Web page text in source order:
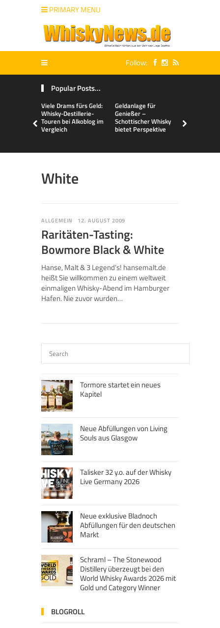
PRIMARY MENU
Follow:
Popular Posts...
Viele Drams fürs Geld:
Whisky-Destillerie-
Touren bei Alkoblog im
Vergleich
Geldanlage für
Genießer –
Schottischer Whisky
bietet Perspektive
White
ALLGEMEIN 12. AUGUST 2009
Raritäten-Tasting:
Bowmore Black & White
Hanse, Malt & 3 Legend’s! hansemalt.de
heißt Sie willkommen zu einem weltweit
einmaligen Whisky-Abend im Hamburger
Hafen. Nie zuvor wurden…
Tormore startet ein neues
Kapitel
Neue Abfüllungen von Living
Souls aus Glasgow
Talisker 32 y.o. auf der Whisky
Live Germany 2026
Neue exklusive Bladnoch
Abfüllungen für den deutschen
Markt
Schraml – The Stonewood
Distillery überzeugt bei den
World Whisky Awards 2026 mit
Gold und Category Winner
BLOGROLL